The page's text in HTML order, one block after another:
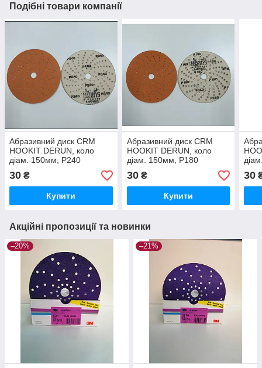
Подібні товари компанії
Абразивний диск CRM
HOOKIT DERUN, коло
діам. 150мм, Р240
30 ₴
Купити
Абразивний диск CRM
HOOKIT DERUN, коло
діам. 150мм, Р180
30₴
Купити
30
Акційні пропозиції та новинки
–20% –21%